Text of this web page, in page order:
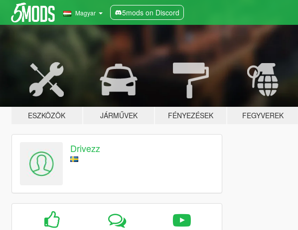
Magyar 5mods on Discord
ESZKÖZÖK JÁRMŰVEK FÉNYEZÉSEK FEGYVEREK
Drivezz